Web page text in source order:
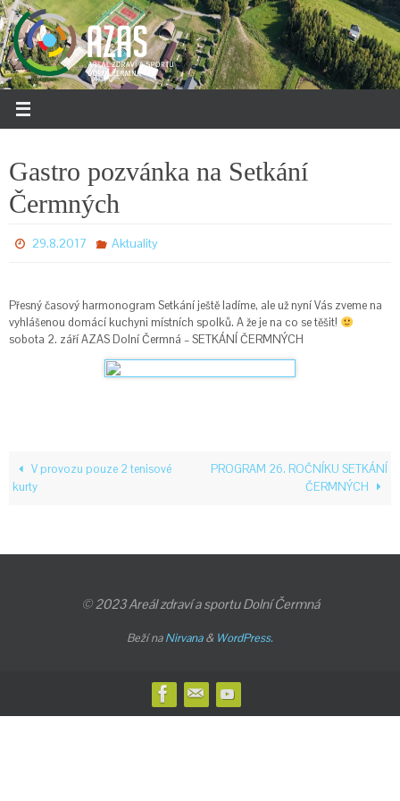
Přeskočit
na
obsah
Gastro pozvánka na Setkání
Čermných
29.8.2017 Aktuality
Přesný časový harmonogram Setkání ještě ladíme, ale už nyní Vás zveme na
vyhlášenou domácí kuchyni místních spolků. A že je na co se těšit!
sobota 2. září AZAS Dolní Čermná – SETKÁNÍ ČERMNÝCH
V provozu pouze 2 tenisové
kurty
PROGRAM 26. ROČNÍKU SETKÁNÍ
ČERMNÝCH
© 2023 Areál zdraví a sportu Dolní Čermná
Beží naNirvana& WordPress.